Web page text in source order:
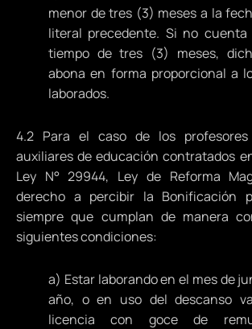
menor de tres (3) meses a la
literal precedente. Si no
tiempo de tres (3) meses,
abona en forma proporcional a
laborados.
4.2 Para el caso de los
auxiliares de educación contratados
Ley N° 29944, Ley de Reforma
derecho a percibir la Bonificación
siempre que cumplan de manera
siguientes condiciones:
a) Estar laborando en el mes de
año, o en uso del descanso
licencia con goce de